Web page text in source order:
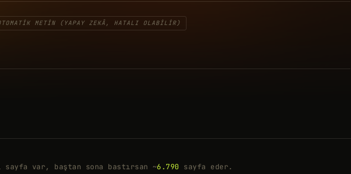
METIN (YAPAY ZEKÂ, HATALI OLABILIR)
var, baştan sona bastırsan ~6.790 sayfa eder.